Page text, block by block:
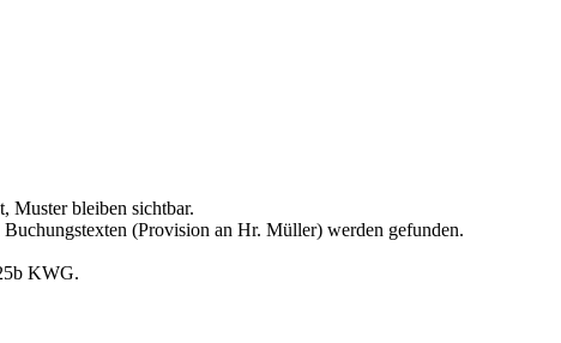
Muster bleiben sichtbar.
(Provision an Hr. Müller) werden gefunden.
KWG.